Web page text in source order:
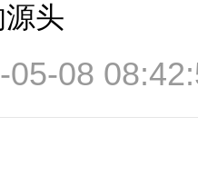
头
05-08